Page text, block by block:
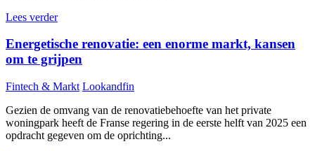
Lees verder
Energetische renovatie: een enorme markt, kansen
om te grijpen
Fintech & Markt Lookandfin
Gezien de omvang van de renovatiebehoefte van het private
woningpark heeft de Franse regering in de eerste helft van 2025 een
opdracht gegeven om de oprichting...